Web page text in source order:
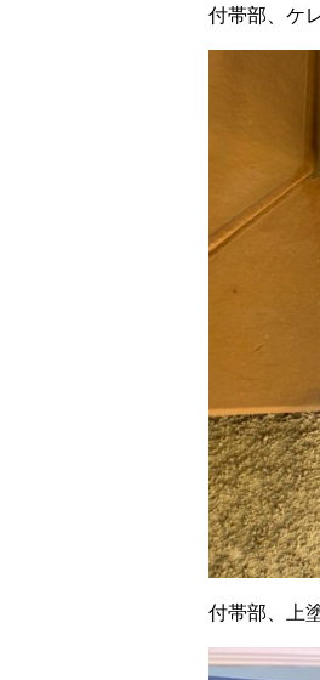
付帯部、ケ
付帯部、上